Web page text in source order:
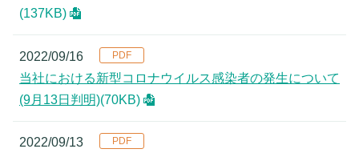
(137KB)
2022/09/16
当社における新型コロナウイルス感染者の発生について
(9月13日判明)(70KB)
2022/09/13